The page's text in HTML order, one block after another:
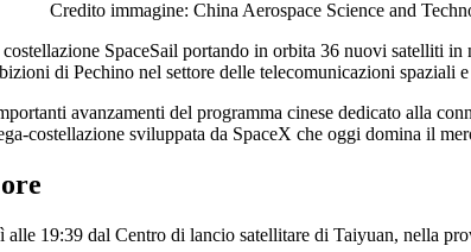
Credito immagine: China Aerospace Science and
SpaceSail portando in orbita 36 nuovi satelliti
di Pechino nel settore delle telecomunicazioni spaziali
avanzamenti del programma cinese dedicato alla
costellazione sviluppata da SpaceX che oggi domina il
19:39 dal Centro di lancio satellitare di Taiyuan, nella